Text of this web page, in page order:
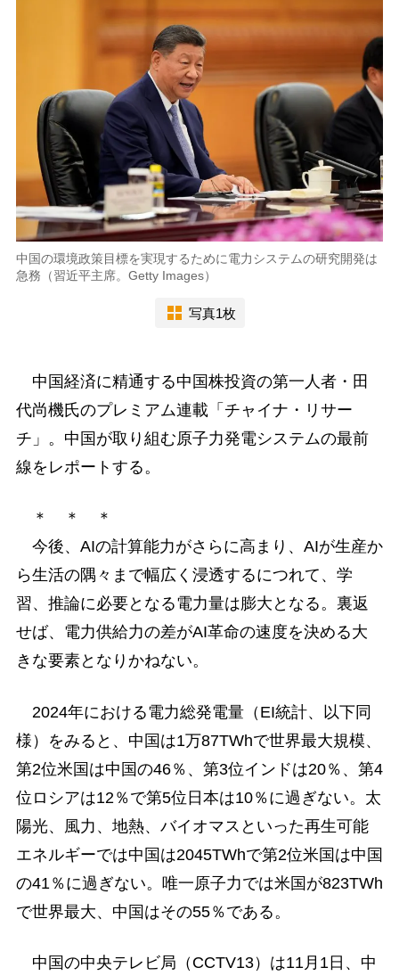
中国の環境政策目標を実現するために電力システムの研究開発は
急務（習近平主席。Getty Images）
写真1枚
中国経済に精通する中国株投資の第一人者・田
代尚機氏のプレミアム連載「チャイナ・リサー
チ」。中国が取り組む原子力発電システムの最前
線をレポートする。
＊ ＊ ＊
今後、AIの計算能力がさらに高まり、AIが生産か
ら生活の隅々まで幅広く浸透するにつれて、学
習、推論に必要となる電力量は膨大となる。裏返
せば、電力供給力の差がAI革命の速度を決める大
きな要素となりかねない。
2024年における電力総発電量（EI統計、以下同
様）をみると、中国は1万87TWhで世界最大規模、
第2位米国は中国の46％、第3位インドは20％、第4
位ロシアは12％で第5位日本は10％に過ぎない。太
陽光、風力、地熱、バイオマスといった再生可能
エネルギーでは中国は2045TWhで第2位米国は中国
の41％に過ぎない。唯一原子力では米国が823TWh
で世界最大、中国はその55％である。
中国の中央テレビ局（CCTV13）は11月1日、中